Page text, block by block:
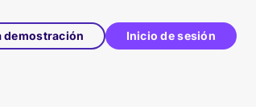
demostración Inicio de sesión